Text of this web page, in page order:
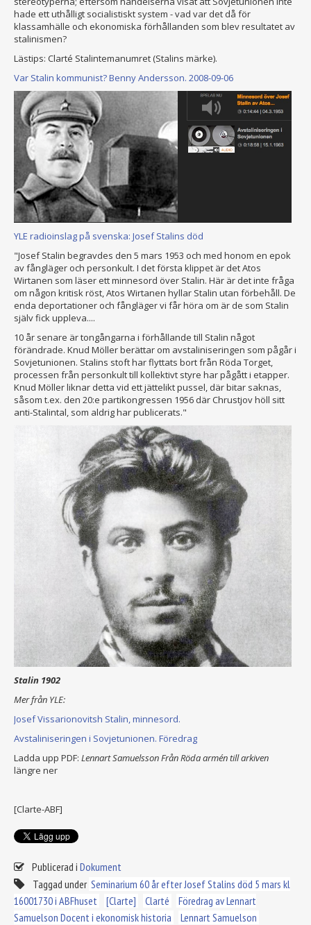
hade ett uthålligt socialistiskt system - vad var det då för
klassamhälle och ekonomiska förhållanden som blev resultatet av
stalinismen?
Lästips: Clarté Stalintemanumret (Stalins märke).
Var Stalin kommunist? Benny Andersson. 2008-09-06
YLE radioinslag på svenska: Josef Stalins död
"Josef Stalin begravdes den 5 mars 1953 och med honom en epok
av fångläger och personkult. I det första klippet är det Atos
Wirtanen som läser ett minnesord över Stalin. Här är det inte fråga
om någon kritisk röst, Atos Wirtanen hyllar Stalin utan förbehåll. De
enda deportationer och fångläger vi får höra om är de som Stalin
själv fick uppleva....
10 år senare är tongångarna i förhållande till Stalin något
förändrade. Knud Möller berättar om avstaliniseringen som pågår i
Sovjetunionen. Stalins stoft har flyttats bort från Röda Torget,
processen från personkult till kollektivt styre har pågått i etapper.
Knud Möller liknar detta vid ett jättelikt pussel, där bitar saknas,
såsom t.ex. den 20:e partikongressen 1956 där Chrustjov höll sitt
anti-Stalintal, som aldrig har publicerats."
Stalin 1902
Mer från YLE:
Josef Vissarionovitsh Stalin, minnesord.
Avstaliniseringen i Sovjetunionen. Föredrag
Ladda upp PDF: Lennart Samuelsson Från Röda armén till arkiven
längre ner
[Clarte-ABF]
Publicerad i Dokument
Taggad under Seminarium 60 år efter Josef Stalins död 5 mars kl
16001730 i ABFhuset
[Clarte] Clarté
Föredrag av Lennart
Samuelson Docent i ekonomisk historia
Lennart Samuelson